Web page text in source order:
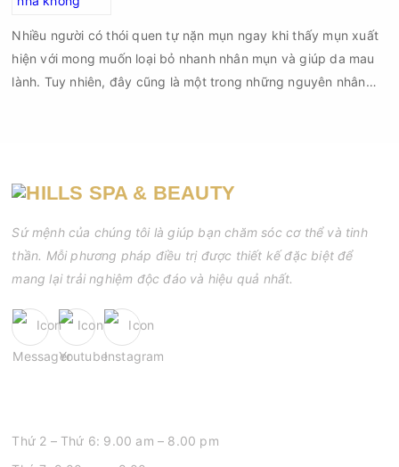
Nhiều người có thói quen tự nặn mụn ngay khi thấy mụn xuất
hiện với mong muốn loại bỏ nhanh nhân mụn và giúp da mau
lành. Tuy nhiên, đây cũng là một trong những nguyên nhân
Sứ mệnh của chúng tôi là giúp bạn chăm sóc cơ thể và tinh
thần. Mỗi phương pháp điều trị được thiết kế đặc biệt để
mang lại trải nghiệm độc đáo và hiệu quả nhất.
Thứ 2 – Thứ 6: 9.00 am – 8.00 pm